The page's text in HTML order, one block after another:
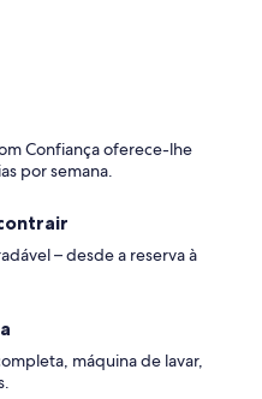
Confiança oferece-lhe
por semana.
– desde a reserva à
máquina de lavar,